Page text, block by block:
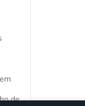
de